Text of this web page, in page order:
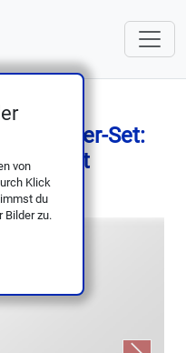
von
Klick
du
Bilder zu.
Set:
elegant